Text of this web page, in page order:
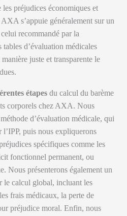
préjudices économiques et
s’appuie généralement sur un
recommandé par la
d’évaluation médicales
juste et transparente le
étapes du calcul du barème
corporels chez AXA. Nous
d’évaluation médicale, qui
puis nous expliquerons
spécifiques comme les
fonctionnel permanent, ou
Nous présenterons également un
le calcul global, incluant les
frais médicaux, la perte de
préjudice moral. Enfin, nous